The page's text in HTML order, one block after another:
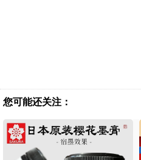
您可能还关注：